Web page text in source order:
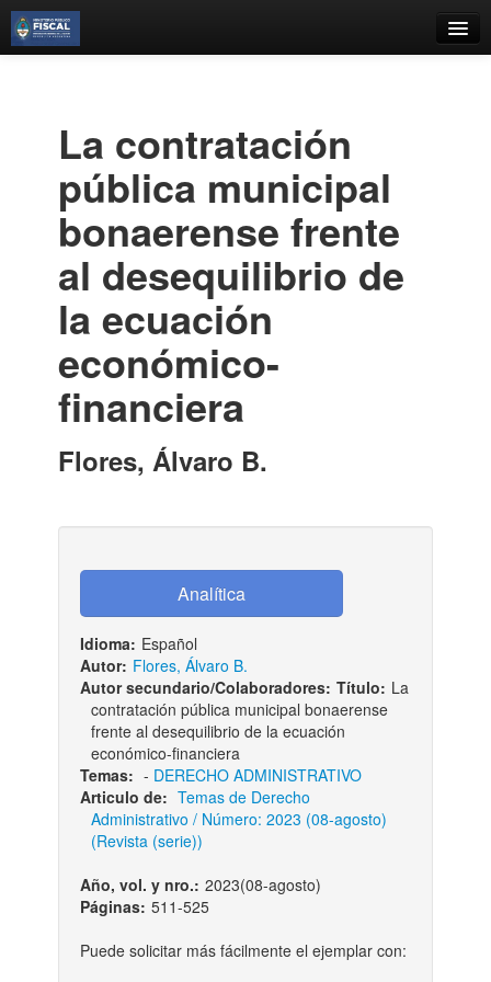
Estantes Virtuales
Contacto
Iniciar sesión
La contratación
pública municipal
bonaerense frente
al desequilibrio de
la ecuación
económico-
financiera
Flores, Álvaro B.
Idioma: Español
Autor: Flores, Álvaro B.
Autor secundario/Colaboradores: Título: La
contratación pública municipal bonaerense
frente al desequilibrio de la ecuación
económico-financiera
Temas: - DERECHO ADMINISTRATIVO
Articulo de: Temas de Derecho
Administrativo / Número: 2023 (08-agosto)
(Revista (serie))
Año, vol. y nro.: 2023(08-agosto)
Páginas: 511-525
Puede solicitar más fácilmente el ejemplar con: